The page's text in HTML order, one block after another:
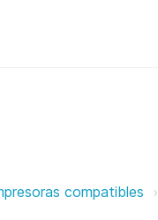
Support
compatibles